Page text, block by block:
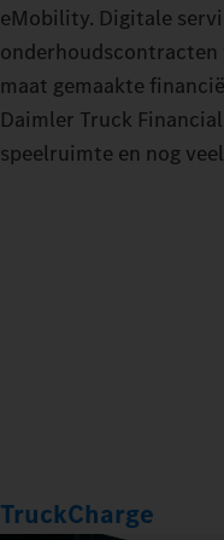
eMobility. Digitale
maat gemaakte
Daimler Truck
speelruimte en nog
TruckCharge